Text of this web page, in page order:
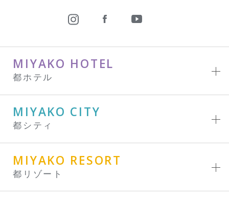
MIYAKO HOTEL
都ホテル
MIYAKO CITY
都シティ
MIYAKO RESORT
都リゾート